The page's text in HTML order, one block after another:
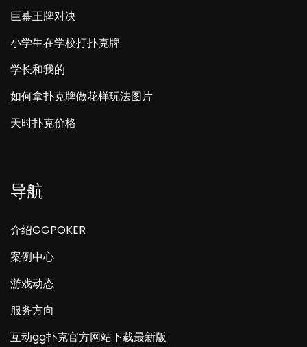
巨幕王牌对决
小学生在学校打扑克牌
学长和我的
如何拿扑克牌做花样玩法图片
天时扑克价格
导航
介绍GGPOKER
案例中心
游戏动态
服务方向
互动gg扑克官方网站下载最新版